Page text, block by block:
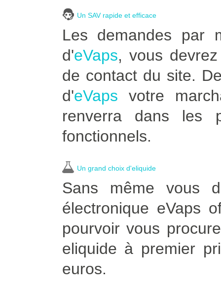
Un SAV rapide et efficace
Les demandes par
d'eVaps, vous
de contact du site.
d'eVaps votre
renverra dans les
fonctionnels.
Un grand choix d'eliquide
Sans même vous
électronique eVaps
pourvoir vous
eliquide à premier
euros.